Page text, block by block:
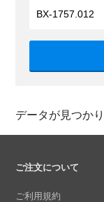
データが見つか
ご注文について
ご利用規約